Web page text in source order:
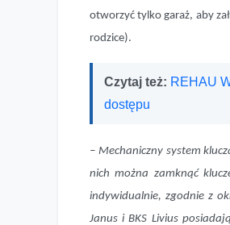
otworzyć tylko garaż, aby
rodzice).
Czytaj też: REHAU
dostępu
– Mechaniczny system
nich można zamknąć
indywidualnie, zgodnie z
Janus i BKS Livius